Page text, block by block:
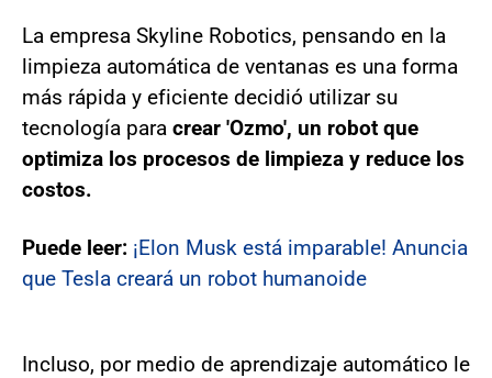
La empresa Skyline Robotics, pensando en la
limpieza automática de ventanas es una forma
más rápida y eficiente decidió utilizar su
tecnología para crear 'Ozmo', un robot que
optimiza los procesos de limpieza y reduce los
costos.
Puede leer: ¡Elon Musk está imparable! Anuncia
que Tesla creará un robot humanoide
Incluso, por medio de aprendizaje automático le